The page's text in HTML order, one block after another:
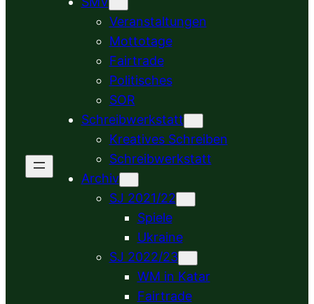
Veranstaltungen
Mottotage
Fairtrade
Politisches
SOR
Schreibwerkstatt
Kreatives Schreiben
Schreibwerkstatt
Archiv
SJ 2021/22
Spiele
Ukraine
SJ 2022/23
WM in Katar
Fairtrade